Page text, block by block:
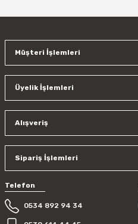
Müşteri İşlemleri
Üyelik İşlemleri
Alışveriş
Sipariş İşlemleri
Telefon
0534 892 94 34